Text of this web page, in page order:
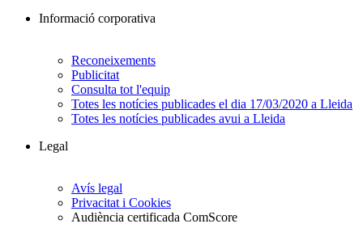
Informació corporativa
Reconeixements
Publicitat
Consulta tot l'equip
Totes les notícies publicades el dia 17/03/2020 a Lleida
Totes les notícies publicades avui a Lleida
Legal
Avís legal
Privacitat i Cookies
Audiència certificada ComScore